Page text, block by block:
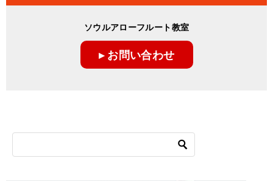
ソウルアローフルート教室
▸ お問い合わせ